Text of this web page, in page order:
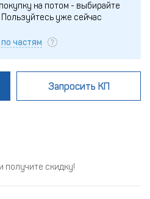
на потом - выбирайте
Пользуйтесь уже сейчас
частям
Запросить КП
скидку!